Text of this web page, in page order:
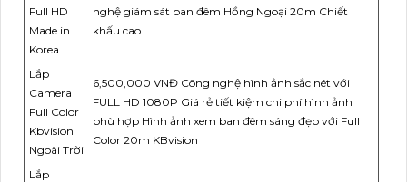
Full HD
Made in
Korea
nghệ giám sát ban đêm Hồng Ngoại 20m Chiết
khấu cao
Lắp
Camera
Full Color
Kbvision
Ngoài Trời
6,500,000 VNĐ Công nghệ hình ảnh sắc nét với
FULL HD 1080P Giá rẻ tiết kiệm chi phí hình ảnh
phù hợp Hình ảnh xem ban đêm sáng đẹp với Full
Color 20m KBvision
Lắp